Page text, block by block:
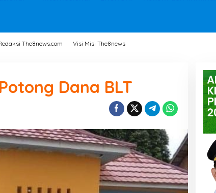
The8news.com Visi Misi The8news
Dana BLT